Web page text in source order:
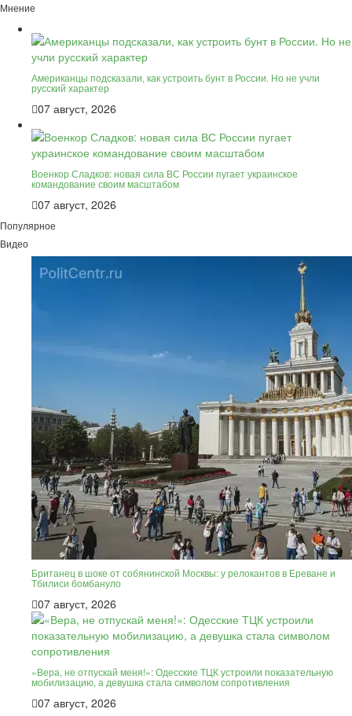
Мнение
Американцы подсказали, как устроить бунт в России. Но не учли
русский характер
07 август, 2026
Военкор Сладков: новая сила ВС России пугает украинское
командование своим масштабом
07 август, 2026
Популярное
Видео
Британец в шоке от собянинской Москвы: у релокантов в Ереване и
Тбилиси бомбануло
07 август, 2026
«Вера, не отпускай меня!»: Одесские ТЦК устроили показательную
мобилизацию, а девушка стала символом сопротивления
07 август, 2026